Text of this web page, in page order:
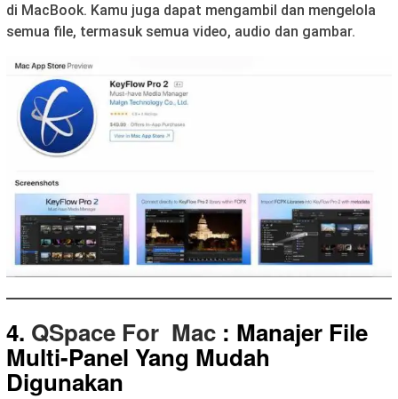
di MacBook. Kamu juga dapat mengambil dan mengelola
semua file, termasuk semua video, audio dan gambar.
4. QSpace For Mac : Manajer File
Multi-Panel Yang Mudah
Digunakan